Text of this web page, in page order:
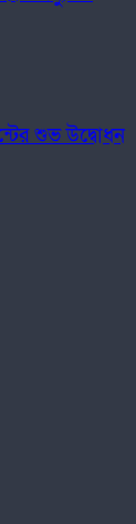
শুভ উদ্বোধন